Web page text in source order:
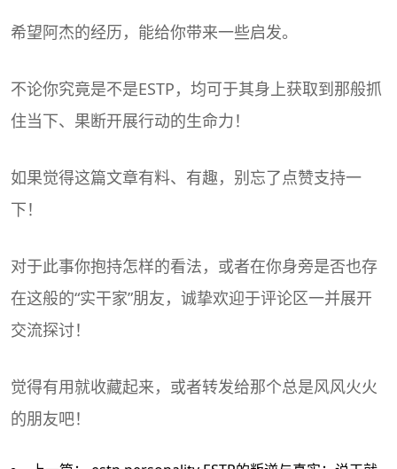
希望阿杰的经历，能给你带来一些启发。
不论你究竟是不是ESTP，均可于其身上获取到那般抓
住当下、果断开展行动的生命力！
如果觉得这篇文章有料、有趣，别忘了点赞支持一
下！
对于此事你抱持怎样的看法，或者在你身旁是否也存
在这般的“实干家”朋友，诚挚欢迎于评论区一并展开
交流探讨！
觉得有用就收藏起来，或者转发给那个总是风风火火
的朋友吧！